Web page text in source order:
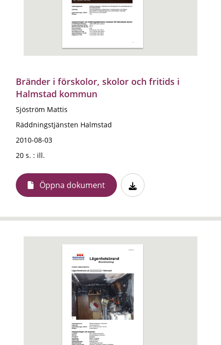
Bränder i förskolor, skolor och fritids i
Halmstad kommun
Sjöström Mattis
Räddningstjänsten Halmstad
2010-08-03
20 s. : ill.
Öppna dokument